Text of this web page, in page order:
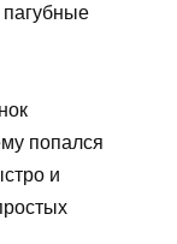
попался
и